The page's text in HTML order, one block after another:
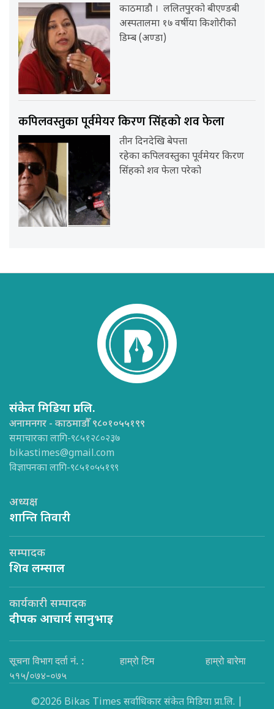
काठमाडौ । ललितपुरको बीएण्डबी
अस्पतालमा १७ वर्षीया किशोरीको
डिम्ब (अण्डा)
कपिलवस्तुका पूर्वमेयर किरण सिंहको शव फेला
तीन दिनदेखि बेपत्ता
रहेका कपिलवस्तुका पूर्वमेयर किरण
सिंहको शव फेला परेको
संकेत मिडिया प्रा.लि.
अनामनगर - काठमाडौँ ९८०१०५५१९९
समाचारका लागि-९८५१२८०२३७
bikastimes@gmail.com
विज्ञापनका लागि-९८५१०५५१९९
अध्यक्ष
शान्ति तिवारी
सम्पादक
शिव लम्साल
कार्यकारी सम्पादक
दीपक आचार्य सानुभाइ
सूचना विभाग दर्ता नं. :
५१५/०७४-०७५
हाम्रो टिम हाम्रो बारेमा
©2026 Bikas Times सर्वाधिकार संकेत मिडिया प्रा.लि. |